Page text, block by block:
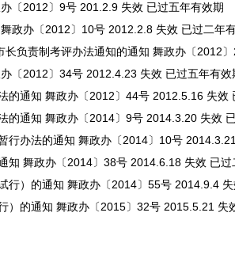
〔2012〕9号 201.2.9 失效 已过五年有效期
政办〔2012〕10号 2012.2.8 失效 已过二年
负责制考评办法通知的通知 舞政办〔2012
〔2012〕34号 2012.4.23 失效 已过五年有效
的通知 舞政办〔2012〕44号 2012.5.16 失效
的通知 舞政办〔2014〕9号 2014.3.20 失效
办法的通知 舞政办〔2014〕10号
知 舞政办〔2014〕38号 2014.6.18 失效 已过
）的通知 舞政办〔2014〕55号 2014.9.4
）的通知 舞政办〔2015〕32号 2015.5.21 失